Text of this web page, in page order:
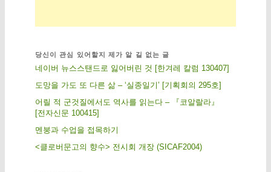
당신이 관심 있어할지 제가 알 길 없는 글
네이버 뉴스스탠드로 잃어버린 것 [한겨레 칼럼 130407]
도망을 가도 또 다른 삶 – ‘실종일기’ [기획회의 295호]
어릴 적 군것질에서도 역사를 읽는다 – 『코알랄라』
[전자신문 100415]
멘붕과 수업을 접목하기
<클로버문고의 향수> 전시회 개장 (SICAF2004)